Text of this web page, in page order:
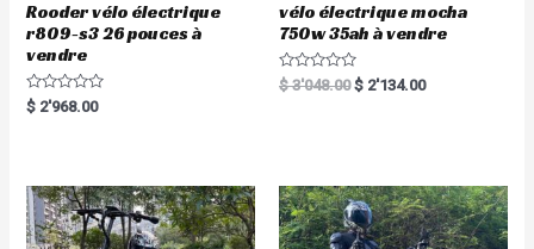
Rooder vélo électrique
r809-s3 26 pouces à
vendre
R
a
o
u
t
o
$ 2'968.00
vélo électrique mocha
750w 35ah à vendre
R
a
t
o
f
5
$3'048.00 $ 2'134.00